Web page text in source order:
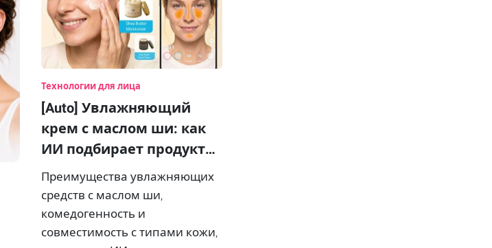
Технологии для лица
[Auto] Увлажняющий
крем с маслом ши: как
ИИ подбирает продукты
(2026)
Преимущества увлажняющих
средств с маслом ши,
комедогенность и
совместимость с типами кожи,